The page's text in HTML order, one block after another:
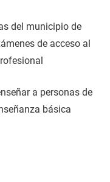
del municipio de
de acceso al
a personas de
básica